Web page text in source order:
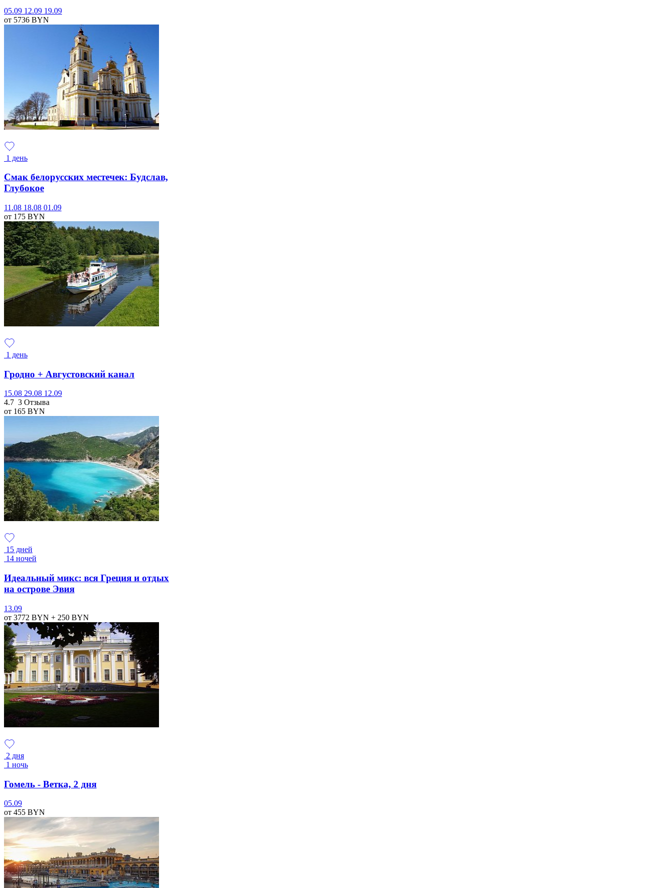
05.09 12.09 19.09
от 5736 BYN
1 день
Смак белорусских местечек: Будслав,
Глубокое
11.08 18.08 01.09
от 175 BYN
1 день
Гродно + Августовский канал
15.08 29.08 12.09
4.7 3 Отзыва
от 165 BYN
15 дней
14 ночей
Идеальный микс: вся Греция и отдых
на острове Эвия
13.09
от 3772 BYN + 250 BYN
2 дня
1 ночь
Гомель - Ветка, 2 дня
05.09
от 455 BYN